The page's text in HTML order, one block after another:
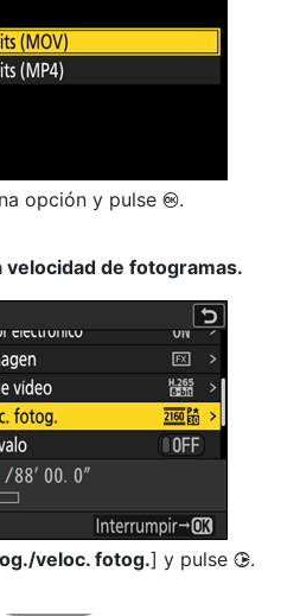
opción y pulse J.
velocidad de fotogramas.
veloc. fotog.] y pulse 2.